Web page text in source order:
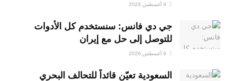
جي دي فانس: سنستخدم كل الأدوات
للتوصل إلى حل مع إيران
السعودية تعيّن قائداً للتحالف البحري